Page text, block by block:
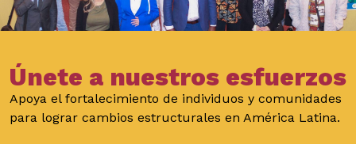
Únete a nuestros esfuerzos
Apoya el fortalecimiento de individuos y comunidades
para lograr cambios estructurales en América Latina.